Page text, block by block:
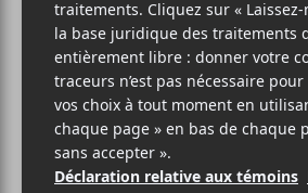
DESLAURIERS
PARTAGER
F
A
C
E
B
O
O
T
W
I
T
T
E
R
P
A
R
T
A
G
E